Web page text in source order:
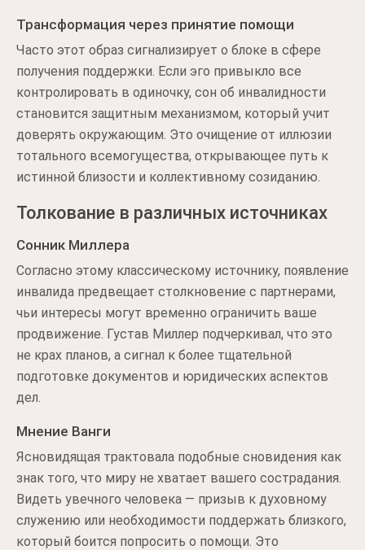
Трансформация через принятие помощи
Часто этот образ сигнализирует о блоке в сфере
получения поддержки. Если эго привыкло все
контролировать в одиночку, сон об инвалидности
становится защитным механизмом, который учит
доверять окружающим. Это очищение от иллюзии
тотального всемогущества, открывающее путь к
истинной близости и коллективному созиданию.
Толкование в различных источниках
Сонник Миллера
Согласно этому классическому источнику, появление
инвалида предвещает столкновение с партнерами,
чьи интересы могут временно ограничить ваше
продвижение. Густав Миллер подчеркивал, что это
не крах планов, а сигнал к более тщательной
подготовке документов и юридических аспектов
дел.
Мнение Ванги
Ясновидящая трактовала подобные сновидения как
знак того, что миру не хватает вашего сострадания.
Видеть увечного человека — призыв к духовному
служению или необходимости поддержать близкого,
который боится попросить о помощи. Это